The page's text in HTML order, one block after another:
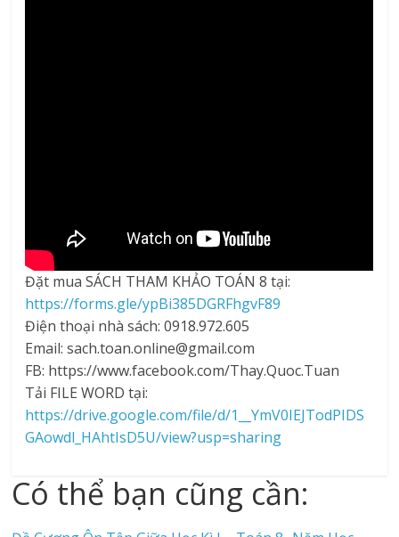
Đặt mua SÁCH THAM KHẢO TOÁN 8 tại:
https://forms.gle/ypBi385DGRFhgvF89
Điện thoại nhà sách: 0918.972.605
Email: sach.toan.online@gmail.com
FB: https://www.facebook.com/Thay.Quoc.Tuan
Tải FILE WORD tại:
https://drive.google.com/file/d/1__YmV0IEJTodPIDS
GAowdl_HAhtIsD5U/view?usp=sharing
Có thể bạn cũng cần: